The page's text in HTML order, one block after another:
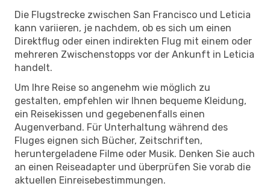
Die Flugstrecke zwischen San Francisco und Leticia
kann variieren, je nachdem, ob es sich um einen
Direktflug oder einen indirekten Flug mit einem oder
mehreren Zwischenstopps vor der Ankunft in Leticia
handelt.
Um Ihre Reise so angenehm wie möglich zu
gestalten, empfehlen wir Ihnen bequeme Kleidung,
ein Reisekissen und gegebenenfalls einen
Augenverband. Für Unterhaltung während des
Fluges eignen sich Bücher, Zeitschriften,
heruntergeladene Filme oder Musik. Denken Sie auch
an einen Reiseadapter und überprüfen Sie vorab die
aktuellen Einreisebestimmungen.